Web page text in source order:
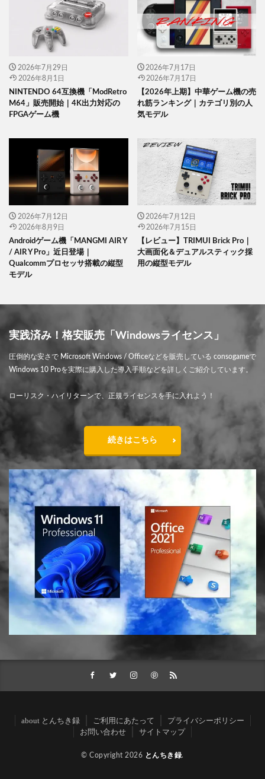
2026年7月29日
2026年8月1日
NINTENDO 64互換機「ModRetro
M64」販売開始｜4K出力対応の
FPGAゲーム機
2026年7月17日
2026年7月17日
【2026年上期】中華ゲーム機の売
れ筋ランキング｜カテゴリ別の人
気モデル
2026年7月12日
2026年8月9日
Androidゲーム機「MANGMI AIR Y
/ AIR Y Pro」近日登場｜
Qualcommプロセッサ搭載の縦型
モデル
2026年7月12日
2026年7月15日
【レビュー】TRIMUI Brick Pro｜
大画面化＆デュアルスティック採
用の縦型モデル
実践済み！格安販売「Windowsライセンス」
圧倒的な安さで Microsoft Windows / Officeなどを販売している consogameで
Windows 10 Proを実際に購入した導入手順などを詳しくご紹介しています。
ローリスク・ハイリターンで、正規ライセンスを手に入れよう！
続きはこちら
about とんちき録 ご利用にあたって
プライバシーポリシー
お問い合わせ
サイトマップ
© Copyright 2026 とんちき録.